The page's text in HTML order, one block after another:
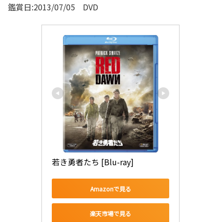
鑑賞日:2013/07/05 DVD
若き勇者たち [Blu-ray]
Amazonで見る
楽天市場で見る